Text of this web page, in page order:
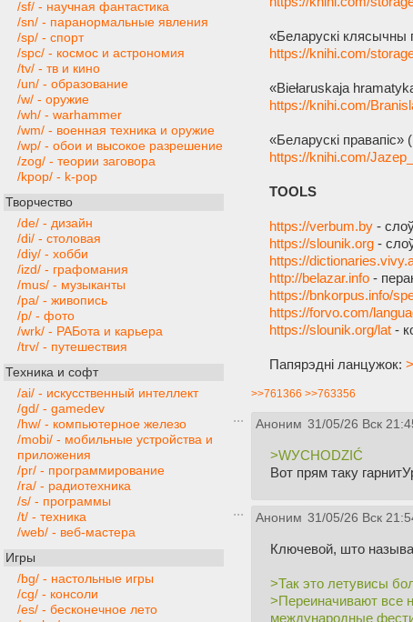
/sf/ - научная фантастика
/sn/ - паранормальные явления
/sp/ - спорт
/spc/ - космос и астрономия
/tv/ - тв и кино
/un/ - образование
/w/ - оружие
/wh/ - warhammer
/wm/ - военная техника и оружие
/wp/ - обои и высокое разрешение
/zog/ - теории заговора
/kpop/ - k-pop
Творчество
/de/ - дизайн
/di/ - столовая
/diy/ - хобби
/izd/ - графомания
/mus/ - музыканты
/pa/ - живопись
/p/ - фото
/wrk/ - РАБота и карьера
/trv/ - путешествия
Техника и софт
/ai/ - искусственный интеллект
/gd/ - gamedev
/hw/ - компьютерное железо
/mobi/ - мобильные устройства и
приложения
/pr/ - программирование
/ra/ - радиотехника
/s/ - программы
/t/ - техника
/web/ - веб-мастера
Игры
/bg/ - настольные игры
/cg/ - консоли
/es/ - бесконечное лето
«Беларускі клясычны
https://knihi.com/
«Biełaruskaja
https://knihi.com/
«Беларускі правапіс»
https://knihi.com/
TOOLS
https://verbum.by -
https://slounik.org -
https://
http://belazar.info -
https://bnkorpus.info/
https://forvo.com/
https://slounik.org/lat -
Папярэдні ланцужок:
>>761366 >>763356
Аноним 31/05/26 Вск
>WУCHODZIĆ
Вот прям таку
Аноним 31/05/26 Вск
Ключевой, што
>Так это летувисы
>Переиначивают все
международные